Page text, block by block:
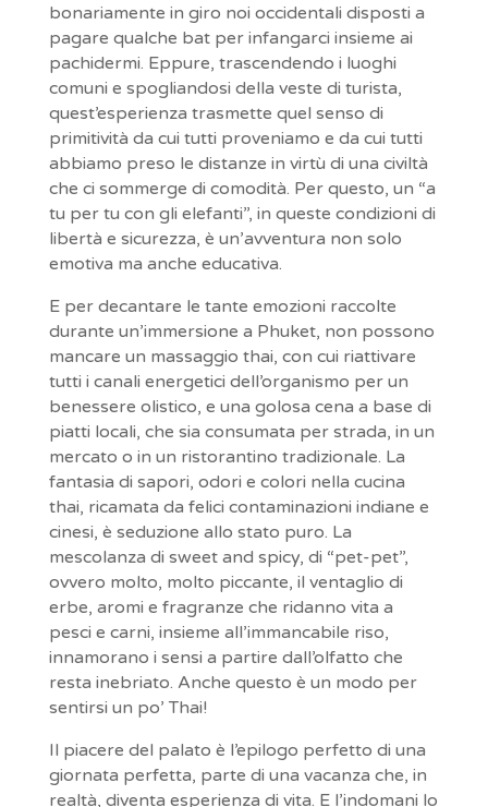
bonariamente in giro noi occidentali disposti a
pagare qualche bat per infangarci insieme ai
pachidermi. Eppure, trascendendo i luoghi
comuni e spogliandosi della veste di turista,
quest’esperienza trasmette quel senso di
primitività da cui tutti proveniamo e da cui tutti
abbiamo preso le distanze in virtù di una civiltà
che ci sommerge di comodità. Per questo, un “a
tu per tu con gli elefanti”, in queste condizioni di
libertà e sicurezza, è un’avventura non solo
emotiva ma anche educativa.
E per decantare le tante emozioni raccolte
durante un’immersione a Phuket, non possono
mancare un massaggio thai, con cui riattivare
tutti i canali energetici dell’organismo per un
benessere olistico, e una golosa cena a base di
piatti locali, che sia consumata per strada, in un
mercato o in un ristorantino tradizionale. La
fantasia di sapori, odori e colori nella cucina
thai, ricamata da felici contaminazioni indiane e
cinesi, è seduzione allo stato puro. La
mescolanza di sweet and spicy, di “pet-pet”,
ovvero molto, molto piccante, il ventaglio di
erbe, aromi e fragranze che ridanno vita a
pesci e carni, insieme all’immancabile riso,
innamorano i sensi a partire dall’olfatto che
resta inebriato. Anche questo è un modo per
sentirsi un po’ Thai!
Il piacere del palato è l’epilogo perfetto di una
giornata perfetta, parte di una vacanza che, in
realtà, diventa esperienza di vita. E l’indomani lo